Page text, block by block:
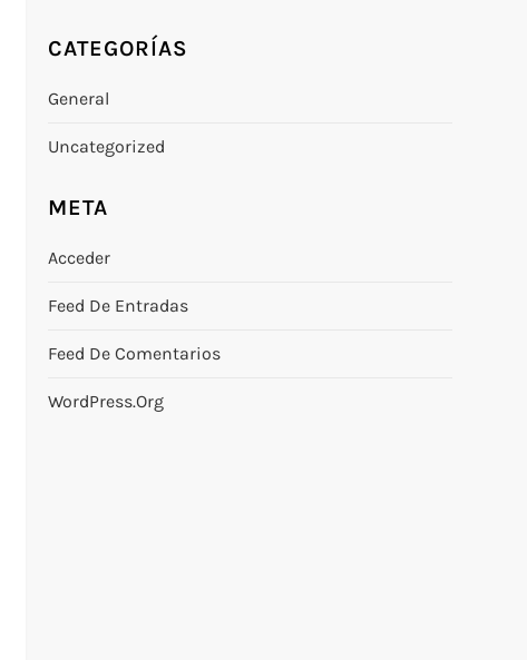
CATEGORÍAS
General
Uncategorized
META
Acceder
Feed De Entradas
Feed De Comentarios
WordPress.org